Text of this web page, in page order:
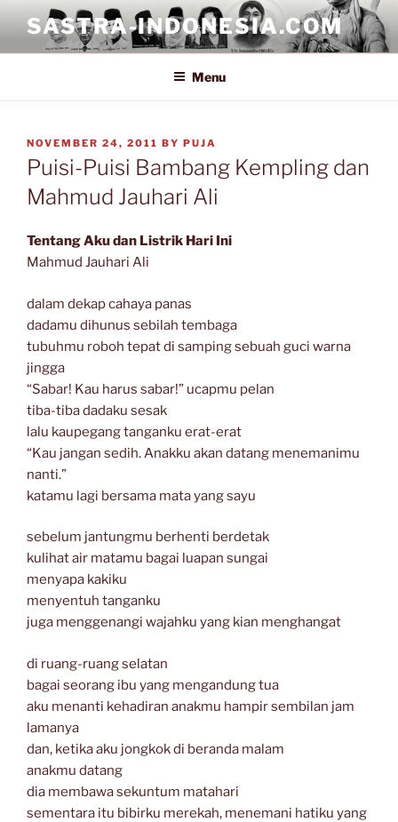
content
SASTRA-INDONESIA.COM
Menu
POSTED
ON
NOVEMBER 24, 2011 BY PUJA
Puisi-Puisi Bambang Kempling dan
Mahmud Jauhari Ali
Tentang Aku dan Listrik Hari Ini
Mahmud Jauhari Ali
dalam dekap cahaya panas
dadamu dihunus sebilah tembaga
tubuhmu roboh tepat di samping sebuah guci warna
jingga
“Sabar! Kau harus sabar!” ucapmu pelan
tiba-tiba dadaku sesak
lalu kaupegang tanganku erat-erat
“Kau jangan sedih. Anakku akan datang menemanimu
nanti.”
katamu lagi bersama mata yang sayu
sebelum jantungmu berhenti berdetak
kulihat air matamu bagai luapan sungai
menyapa kakiku
menyentuh tanganku
juga menggenangi wajahku yang kian menghangat
di ruang-ruang selatan
bagai seorang ibu yang mengandung tua
aku menanti kehadiran anakmu hampir sembilan jam
lamanya
dan, ketika aku jongkok di beranda malam
anakmu datang
dia membawa sekuntum matahari
sementara itu bibirku merekah, menemani hatiku yang